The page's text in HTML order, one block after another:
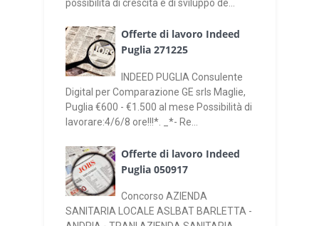
possibilità di crescita e di sviluppo de...
Offerte di lavoro Indeed
Puglia 271225
INDEED PUGLIA Consulente
Digital per Comparazione GE srls Maglie,
Puglia €600 - €1.500 al mese Possibilità di
lavorare:4/6/8 ore!!!*. _*- Re...
Offerte di lavoro Indeed
Puglia 050917
Concorso AZIENDA
SANITARIA LOCALE ASLBAT BARLETTA -